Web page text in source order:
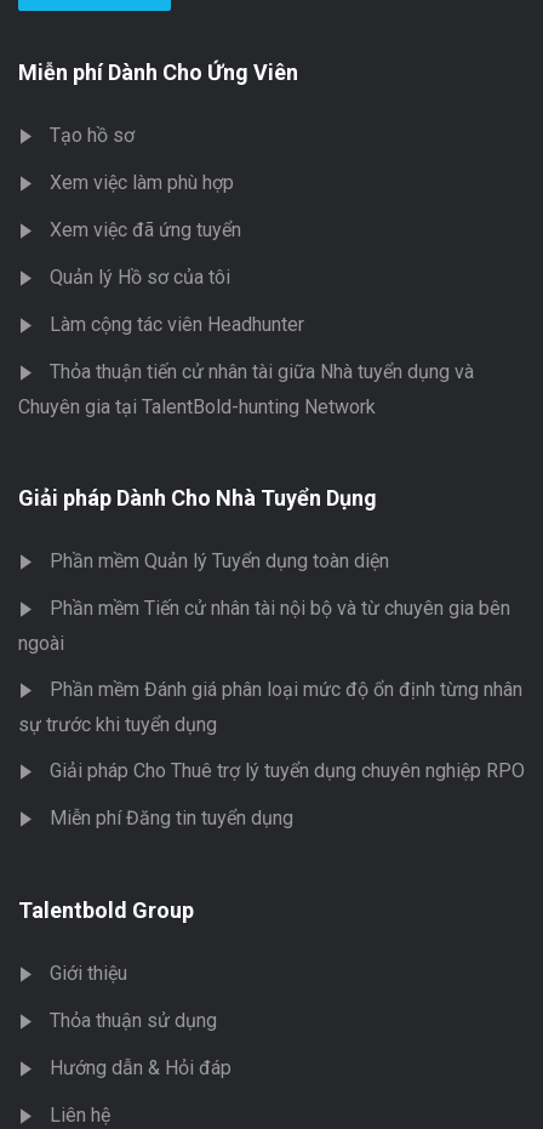
Miễn phí Dành Cho Ứng Viên
Tạo hồ sơ
Xem việc làm phù hợp
Xem việc đã ứng tuyển
Quản lý Hồ sơ của tôi
Làm cộng tác viên Headhunter
Thỏa thuận tiến cử nhân tài giữa Nhà tuyển dụng và
Chuyên gia tại TalentBold-hunting Network
Giải pháp Dành Cho Nhà Tuyển Dụng
Phần mềm Quản lý Tuyển dụng toàn diện
Phần mềm Tiến cử nhân tài nội bộ và từ chuyên gia bên
ngoài
Phần mềm Đánh giá phân loại mức độ ổn định từng nhân
sự trước khi tuyển dụng
Giải pháp Cho Thuê trợ lý tuyển dụng chuyên nghiệp RPO
Miễn phí Đăng tin tuyển dụng
Talentbold Group
Giới thiệu
Thỏa thuận sử dụng
Hướng dẫn & Hỏi đáp
Liên hệ